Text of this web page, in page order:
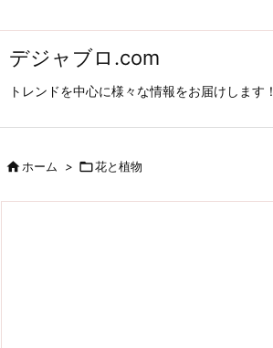
デジャブロ.com
トレンドを中心に様々な情報をお届けします！
ホーム > 花と植物